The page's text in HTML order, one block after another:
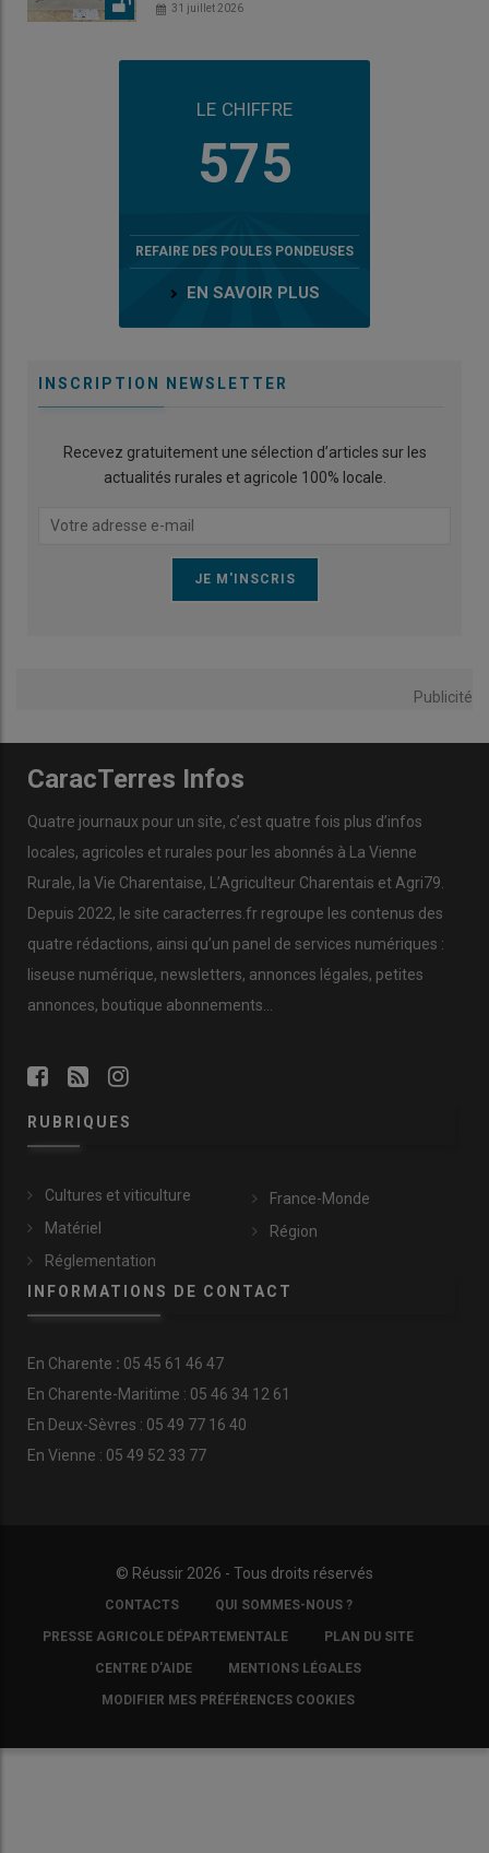
31 juillet 2026
LE CHIFFRE
575
REFAIRE DES POULES PONDEUSES
EN SAVOIR PLUS
INSCRIPTION NEWSLETTER
Recevez gratuitement une sélection d’articles sur les
actualités rurales et agricole 100% locale.
Publicité
CaracTerres Infos
Quatre journaux pour un site, c’est quatre fois plus d’infos
locales, agricoles et rurales pour les abonnés à La Vienne
Rurale, la Vie Charentaise, L’Agriculteur Charentais et Agri79.
Depuis 2022, le site caracterres.fr regroupe les contenus des
quatre rédactions, ainsi qu’un panel de services numériques :
liseuse numérique, newsletters, annonces légales, petites
annonces, boutique abonnements…
RUBRIQUES
Cultures et viticulture
Matériel
Réglementation
France-Monde
Région
INFORMATIONS DE CONTACT
En Charente : 05 45 61 46 47
En Charente-Maritime : 05 46 34 12 61
En Deux-Sèvres : 05 49 77 16 40
En Vienne : 05 49 52 33 77
© Réussir 2026 - Tous droits réservés
COPYRIGHTCONTACTS QUI SOMMES-NOUS ?
PRESSE AGRICOLE DÉPARTEMENTALE PLAN DU SITE
CENTRE D'AIDE MENTIONS LÉGALES
MODIFIER MES PRÉFÉRENCES COOKIES